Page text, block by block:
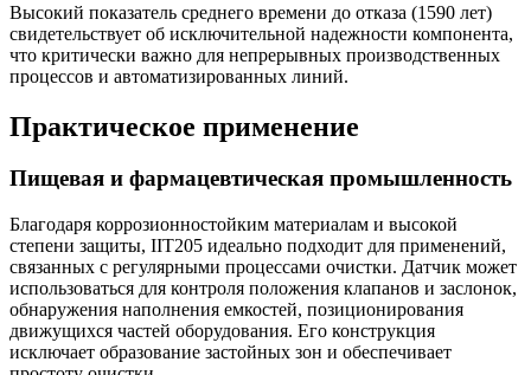
Высокий показатель среднего времени до отказа (1590 лет)
свидетельствует об исключительной надежности компонента,
что критически важно для непрерывных производственных
процессов и автоматизированных линий.
Практическое применение
Пищевая и фармацевтическая промышленность
Благодаря коррозионностойким материалам и высокой
степени защиты, IIT205 идеально подходит для применений,
связанных с регулярными процессами очистки. Датчик может
использоваться для контроля положения клапанов и заслонок,
обнаружения наполнения емкостей, позиционирования
движущихся частей оборудования. Его конструкция
исключает образование застойных зон и обеспечивает